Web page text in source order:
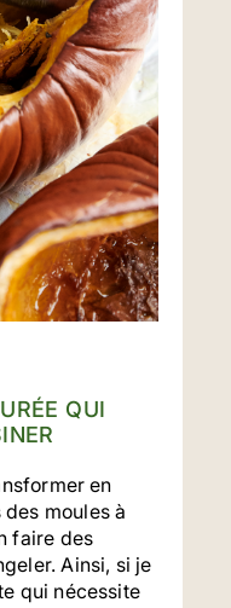
QUI
en
moules à
faire des
Ainsi, si je
qui nécessite